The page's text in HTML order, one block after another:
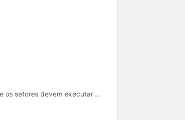
os setores devem executar ...